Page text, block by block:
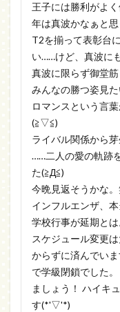
王子には勝利がよ
年は真波かなぁと思
T2を揃って表彰台
い……けど、真波に
真波に限らず御堂筋
みんなの勝つ姿見た
ロマンスという言
(≧▽≦)
ライバル関係から
……二人の愛の軌跡
た(≧Д≦)
今晩見返そうかな
インフルエンザ、本
学校行事が延期とは
スケジュール変更
からずに済んでい
で学級閉鎖でした
ましょう！ ハイキ
す(*'▽'*)